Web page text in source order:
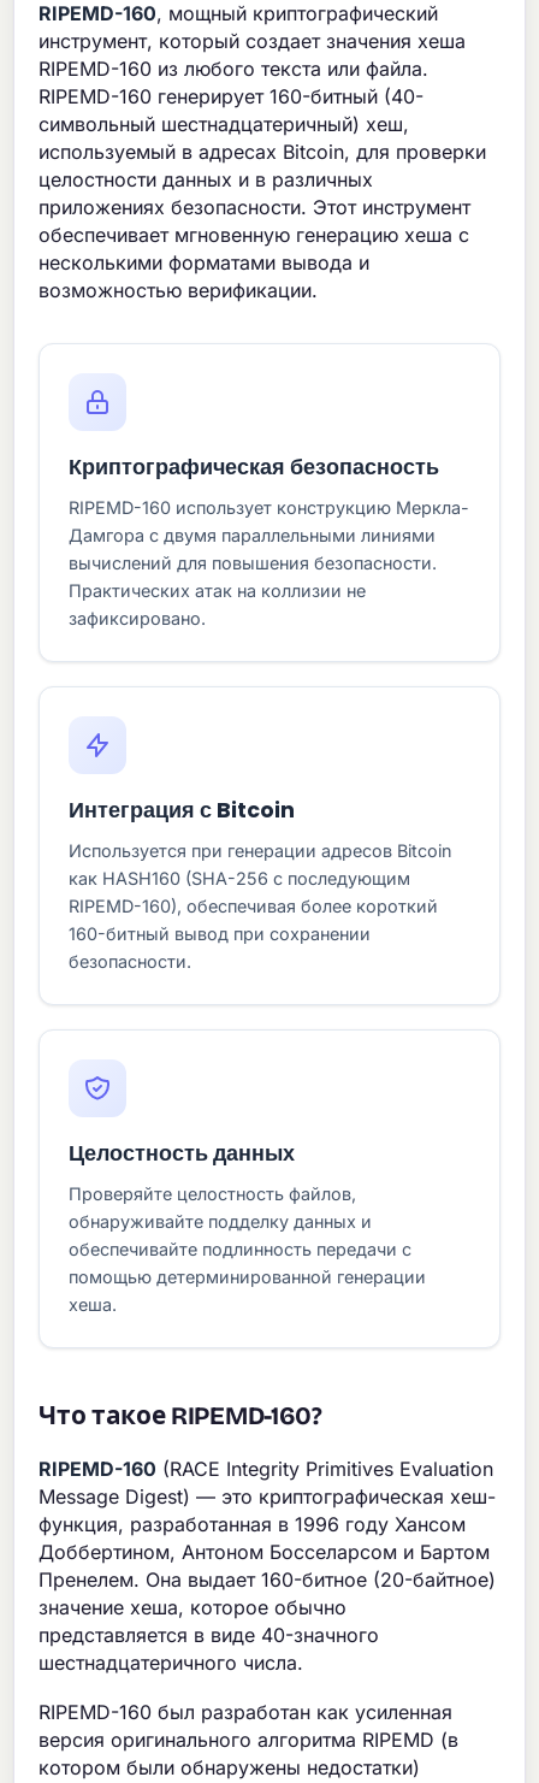
RIPEMD-160, мощный криптографический
инструмент, который создает значения хеша
RIPEMD-160 из любого текста или файла.
RIPEMD-160 генерирует 160-битный (40-
символьный шестнадцатеричный) хеш,
используемый в адресах Bitcoin, для проверки
целостности данных и в различных
приложениях безопасности. Этот инструмент
обеспечивает мгновенную генерацию хеша с
несколькими форматами вывода и
возможностью верификации.
Криптографическая безопасность
RIPEMD-160 использует конструкцию Меркла-
Дамгора с двумя параллельными линиями
вычислений для повышения безопасности.
Практических атак на коллизии не
зафиксировано.
Интеграция с Bitcoin
Используется при генерации адресов Bitcoin
как HASH160 (SHA-256 с последующим
RIPEMD-160), обеспечивая более короткий
160-битный вывод при сохранении
безопасности.
Целостность данных
Проверяйте целостность файлов,
обнаруживайте подделку данных и
обеспечивайте подлинность передачи с
помощью детерминированной генерации
хеша.
Что такое RIPEMD-160?
RIPEMD-160 (RACE Integrity Primitives Evaluation
Message Digest) — это криптографическая хеш-
функция, разработанная в 1996 году Хансом
Доббертином, Антоном Босселарсом и Бартом
Пренелем. Она выдает 160-битное (20-байтное)
значение хеша, которое обычно
представляется в виде 40-значного
шестнадцатеричного числа.
RIPEMD-160 был разработан как усиленная
версия оригинального алгоритма RIPEMD (в
котором были обнаружены недостатки)